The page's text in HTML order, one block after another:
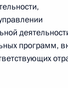
программ,